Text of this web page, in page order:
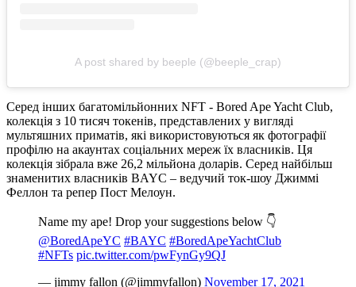
A post shared by beeple (@beeple_crap)
Серед інших багатомільйонних NFT - Bored Ape Yacht Club,
колекція з 10 тисяч токенів, представлених у вигляді
мультяшних приматів, які використовуються як фотографії
профілю на акаунтах соціальних мереж їх власників. Ця
колекція зібрала вже 26,2 мільйона доларів. Серед найбільш
знаменитих власників BAYC – ведучий ток-шоу Джиммі
Феллон та репер Пост Мелоун.
Name my ape! Drop your suggestions below 👇
@BoredApeYC #BAYC #BoredApeYachtClub
#NFTs pic.twitter.com/pwFynGy9QJ
— jimmy fallon (@jimmyfallon) November 17, 2021